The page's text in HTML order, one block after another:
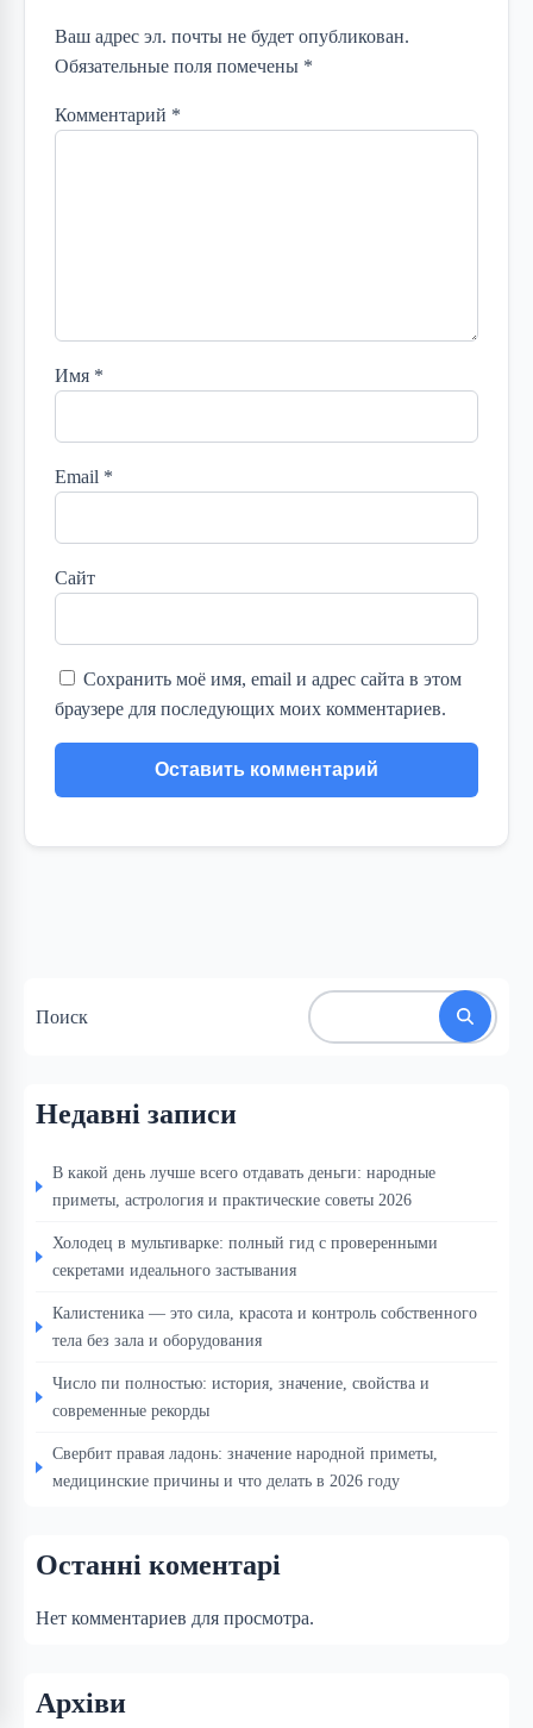
Ваш адрес эл. почты не будет опубликован.
Обязательные поля помечены *
Комментарий *
Имя *
Email *
Сайт
Сохранить моё имя, email и адрес сайта в этом
браузере для последующих моих комментариев.
Поиск
Недавні записи
В какой день лучше всего отдавать деньги: народные
приметы, астрология и практические советы 2026
Холодец в мультиварке: полный гид с проверенными
секретами идеального застывания
Калистеника — это сила, красота и контроль собственного
тела без зала и оборудования
Число пи полностью: история, значение, свойства и
современные рекорды
Свербит правая ладонь: значение народной приметы,
медицинские причины и что делать в 2026 году
Останні коментарі
Нет комментариев для просмотра.
Архіви